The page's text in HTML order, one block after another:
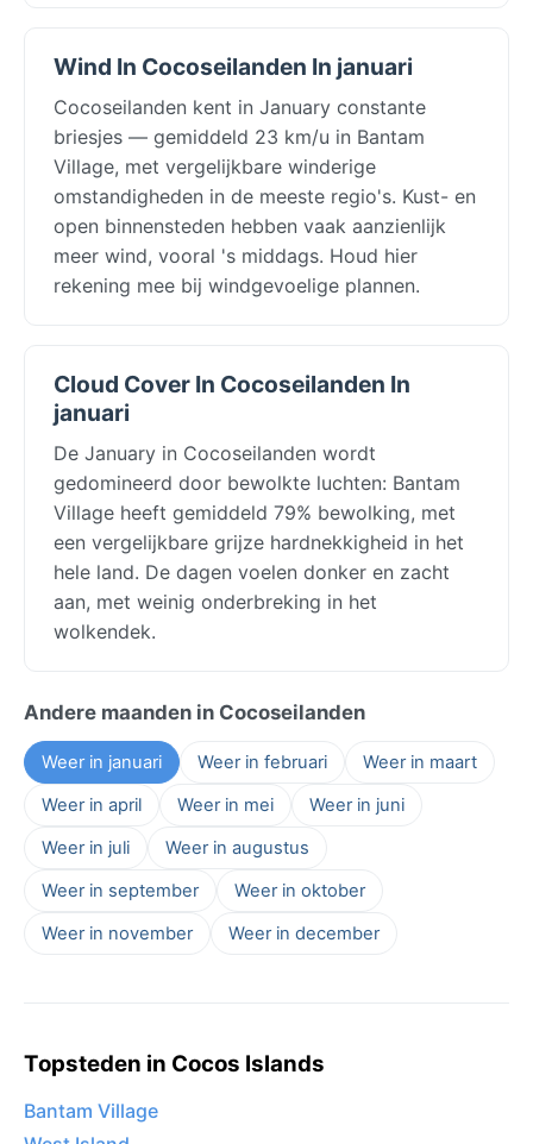
Wind In Cocoseilanden In januari
Cocoseilanden kent in January constante
briesjes — gemiddeld 23 km/u in Bantam
Village, met vergelijkbare winderige
omstandigheden in de meeste regio's. Kust- en
open binnensteden hebben vaak aanzienlijk
meer wind, vooral 's middags. Houd hier
rekening mee bij windgevoelige plannen.
Cloud Cover In Cocoseilanden In
januari
De January in Cocoseilanden wordt
gedomineerd door bewolkte luchten: Bantam
Village heeft gemiddeld 79% bewolking, met
een vergelijkbare grijze hardnekkigheid in het
hele land. De dagen voelen donker en zacht
aan, met weinig onderbreking in het
wolkendek.
Andere maanden in Cocoseilanden
Weer in januari Weer in februari
Weer in maart
Weer in april
Weer in mei
Weer in juni
Weer in juli
Weer in augustus
Weer in september
Weer in oktober
Weer in november
Weer in december
Topsteden in Cocos Islands
Bantam Village